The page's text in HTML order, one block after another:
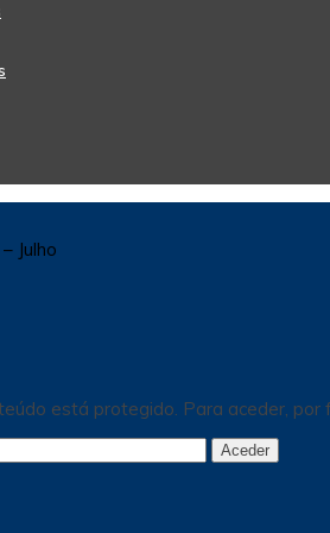
Julho
está protegido. Para aceder, por